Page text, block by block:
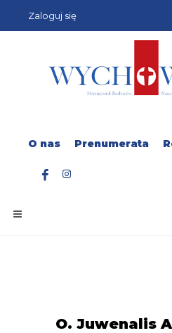
Zaloguj się
O nas Prenumerata
O. Juwenalis